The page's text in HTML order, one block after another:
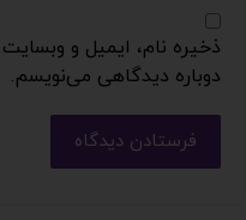
ذخیره نام، ایمیل و
دوباره دیدگاهی می‌نویسم.
فرستادن دیدگاه